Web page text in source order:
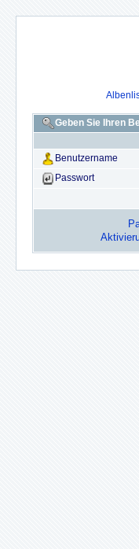
Geben Sie Ihren
Benutzername
Passwort